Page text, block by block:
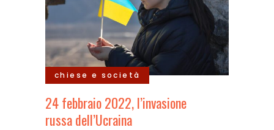
chiese e società
24 febbraio 2022, l’invasione
russa dell’Ucraina